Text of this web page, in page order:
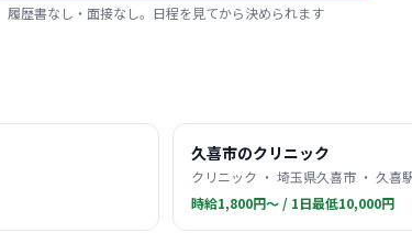
履歴書なし・面接なし。日程を見てから決められます
久喜市のクリニック
クリニック ・ 埼玉県久喜市 ・ 久喜
時給1,800円〜 / 1日最低10,000円